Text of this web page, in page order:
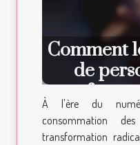
Comment
de
de
À l'ère du
consommation
transformation